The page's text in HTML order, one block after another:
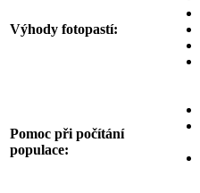
Výhody fotopastí:
Pomoc při počítání
populace: